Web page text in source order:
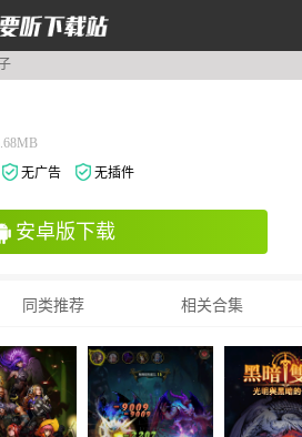
无广告 无插件
安卓版下载
同类推荐 相关合集